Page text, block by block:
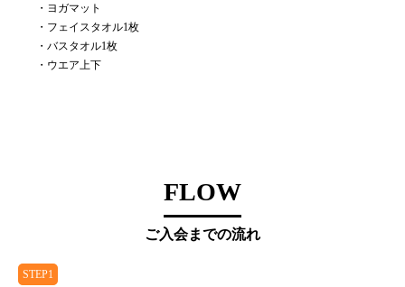
・ヨガマット
・フェイスタオル1枚
・バスタオル1枚
・ウエア上下
FLOW
ご入会までの流れ
STEP1